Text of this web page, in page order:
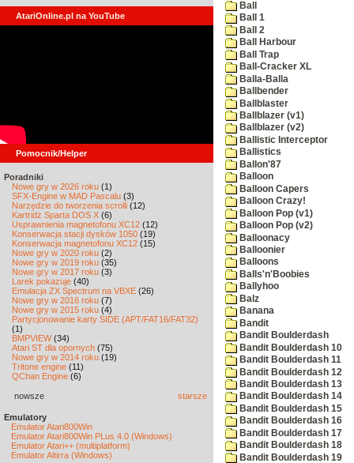
AtariOnline.pl na YouTube
Pomocnik/Helper
Poradniki
Nowe gry w 2026 roku (1)
SFX-Engine w MAD Pascalu (3)
Narzędzie do tworzenia scrolli (12)
Kartridż Sparta DOS X (6)
Usprawnienia magnetofonu XC12 (12)
Konserwacja stacji dysków 1050 (19)
Konserwacja magnetofonu XC12 (15)
Nowe gry w 2020 roku (2)
Nowe gry w 2019 roku (35)
Nowe gry w 2017 roku (3)
Larek pokazuje (40)
Emulacja ZX Spectrum na VBXE (26)
Nowe gry w 2016 roku (7)
Nowe gry w 2015 roku (4)
Partycjonowanie karty SIDE (APT/FAT16/FAT32)
(1)
BMPVIEW(34)
Atari ST dla opornych (75)
Nowe gry w 2014 roku (19)
Tritone engine (11)
QChan Engine (6)
nowsze starsze
Emulatory
Emulator Atari800Win
Emulator Atari800Win PLus 4.0 (Windows)
Emulator Atari++ (multiplatform)
Emulator Altirra (Windows)
Ball
Ball 1
Ball 2
Ball Harbour
Ball Trap
Ball-Cracker XL
Balla-Balla
Ballbender
Ballblaster
Ballblazer (v1)
Ballblazer (v2)
Ballistic Interceptor
Ballistics
Ballon'87
Balloon
Balloon Capers
Balloon Crazy!
Balloon Pop (v1)
Balloon Pop (v2)
Balloonacy
Balloonier
Balloons
Balls'n'Boobies
Ballyhoo
Balz
Banana
Bandit
Bandit Boulderdash
Bandit Boulderdash 10
Bandit Boulderdash 11
Bandit Boulderdash 12
Bandit Boulderdash 13
Bandit Boulderdash 14
Bandit Boulderdash 15
Bandit Boulderdash 16
Bandit Boulderdash 17
Bandit Boulderdash 18
Bandit Boulderdash 19